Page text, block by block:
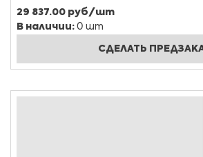
29 837.00 руб/шт
В наличии: 0 шт
СДЕЛАТЬ